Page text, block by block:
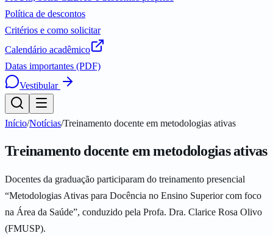
Política de descontos
Critérios e como solicitar
Calendário acadêmico
Datas importantes (PDF)
Vestibular
Início/Notícias/Treinamento docente em metodologias ativas
Treinamento docente em metodologias ativas
Docentes da graduação participaram do treinamento presencial
“Metodologias Ativas para Docência no Ensino Superior com foco
na Área da Saúde”, conduzido pela Profa. Dra. Clarice Rosa Olivo
(FMUSP).